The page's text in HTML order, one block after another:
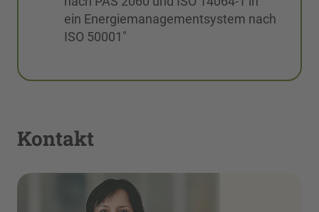
ein Energiemanagementsystem nach
ISO 50001"
Kontakt